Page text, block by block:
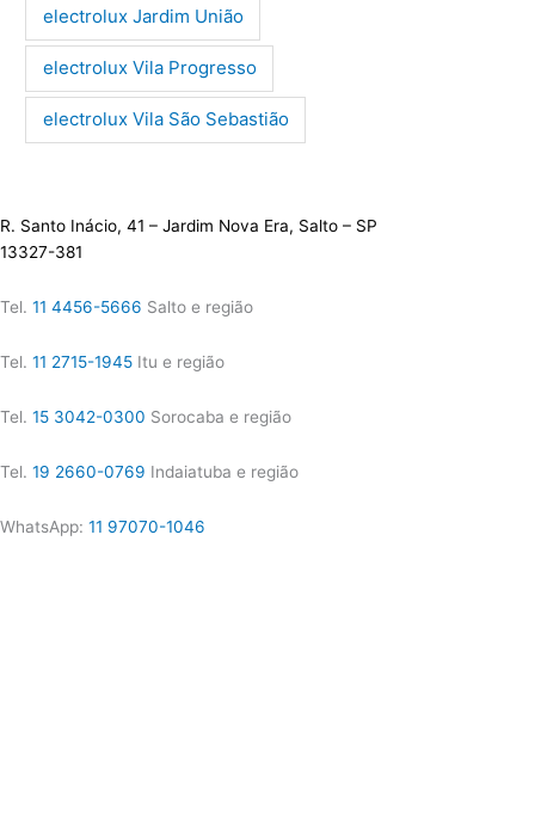
electrolux Jardim União
electrolux Vila Progresso
electrolux Vila São Sebastião
R. Santo Inácio, 41 – Jardim Nova Era, Salto – SP
13327-381
Tel. 11 4456-5666 Salto e região
Tel. 11 2715-1945 Itu e região
Tel. 15 3042-0300 Sorocaba e região
Tel. 19 2660-0769 Indaiatuba e região
WhatsApp: 11 97070-1046